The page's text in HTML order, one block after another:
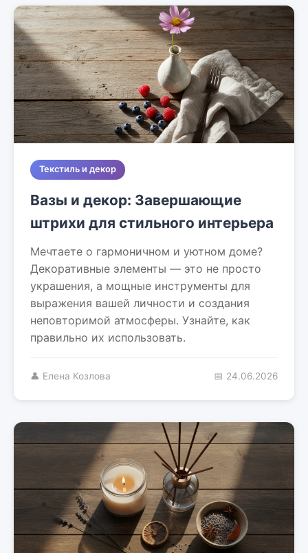
Текстиль и декор
Вазы и декор: Завершающие
штрихи для стильного интерьера
Мечтаете о гармоничном и уютном доме?
Декоративные элементы — это не просто
украшения, а мощные инструменты для
выражения вашей личности и создания
неповторимой атмосферы. Узнайте, как
правильно их использовать.
👤 Елена Козлова 📅 24.06.2026